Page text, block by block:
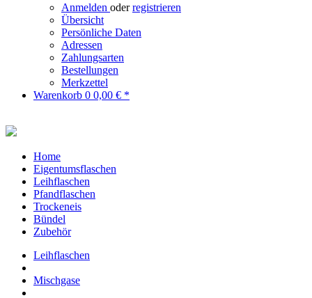
Anmelden oderregistrieren
Übersicht
Persönliche Daten
Adressen
Zahlungsarten
Bestellungen
Merkzettel
Warenkorb 0 0,00 € *
Home
Eigentumsflaschen
Leihflaschen
Pfandflaschen
Trockeneis
Bündel
Zubehör
Leihflaschen
Mischgase